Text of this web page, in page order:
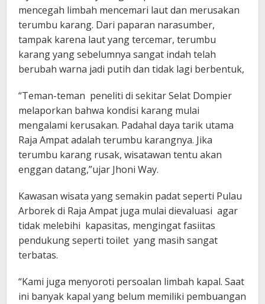
mencegah limbah mencemari laut dan merusakan
terumbu karang. Dari paparan narasumber,
tampak karena laut yang tercemar, terumbu
karang yang sebelumnya sangat indah telah
berubah warna jadi putih dan tidak lagi berbentuk,
“Teman-teman peneliti di sekitar Selat Dompier
melaporkan bahwa kondisi karang mulai
mengalami kerusakan. Padahal daya tarik utama
Raja Ampat adalah terumbu karangnya. Jika
terumbu karang rusak, wisatawan tentu akan
enggan datang,”ujar Jhoni Way.
Kawasan wisata yang semakin padat seperti Pulau
Arborek di Raja Ampat juga mulai dievaluasi agar
tidak melebihi kapasitas, mengingat fasiitas
pendukung seperti toilet yang masih sangat
terbatas.
“Kami juga menyoroti persoalan limbah kapal. Saat
ini banyak kapal yang belum memiliki pembuangan